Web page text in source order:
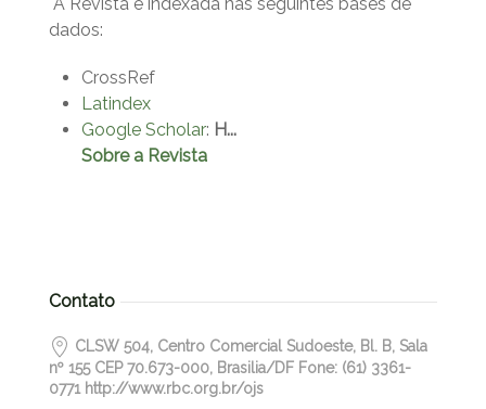
dados:
CrossRef
Latindex
Google Scholar: H...
Sobre a Revista
Contato
CLSW 504, Centro Comercial Sudoeste, Bl. B, Sala
nº 155 CEP 70.673-000, Brasilia/DF Fone: (61) 3361-
0771 http://www.rbc.org.br/ojs